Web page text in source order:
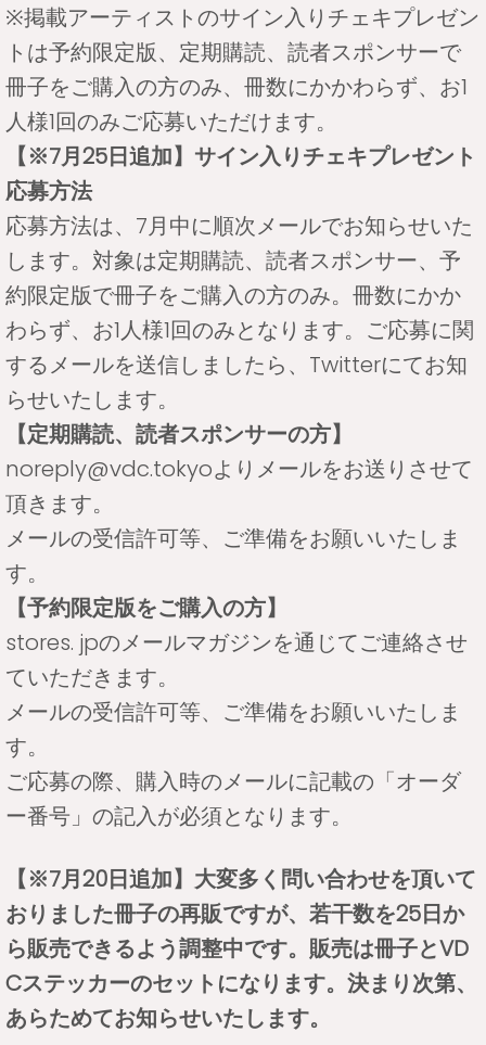
※掲載アーティストのサイン入りチェキプレゼン
トは予約限定版、定期購読、読者スポンサーで
冊子をご購入の方のみ、冊数にかかわらず、お1
人様1回のみご応募いただけます。
【※7月25日追加】サイン入りチェキプレゼント
応募方法
応募方法は、7月中に順次メールでお知らせいた
します。対象は定期購読、読者スポンサー、予
約限定版で冊子をご購入の方のみ。冊数にかか
わらず、お1人様1回のみとなります。ご応募に関
するメールを送信しましたら、Twitterにてお知
らせいたします。
【定期購読、読者スポンサーの方】
noreply@vdc.tokyoよりメールをお送りさせて
頂きます。
メールの受信許可等、ご準備をお願いいたしま
す。
【予約限定版をご購入の方】
stores. jpのメールマガジンを通じてご連絡させ
ていただきます。
メールの受信許可等、ご準備をお願いいたしま
す。
ご応募の際、購入時のメールに記載の「オーダ
ー番号」の記入が必須となります。
【※7月20日追加】大変多く問い合わせを頂いて
おりました冊子の再販ですが、若干数を25日か
ら販売できるよう調整中です。販売は冊子とVD
Cステッカーのセットになります。決まり次第、
あらためてお知らせいたします。